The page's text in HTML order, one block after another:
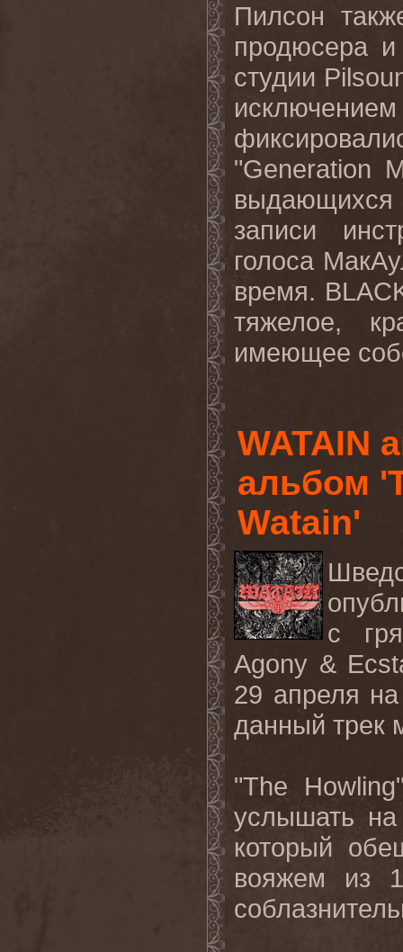
Пилсон
продюсера и
студии
"Generation
записи
голоса
время.
тяжелое,
имеющее
WATAIN
альбом
Watain'
с
Agony &
29 апреля
данный трек
"The Howling
услышать
который
вояжем из